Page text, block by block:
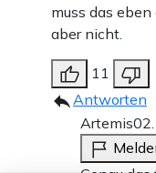
muss das
aber nicht.
11
Antworten
Artemis